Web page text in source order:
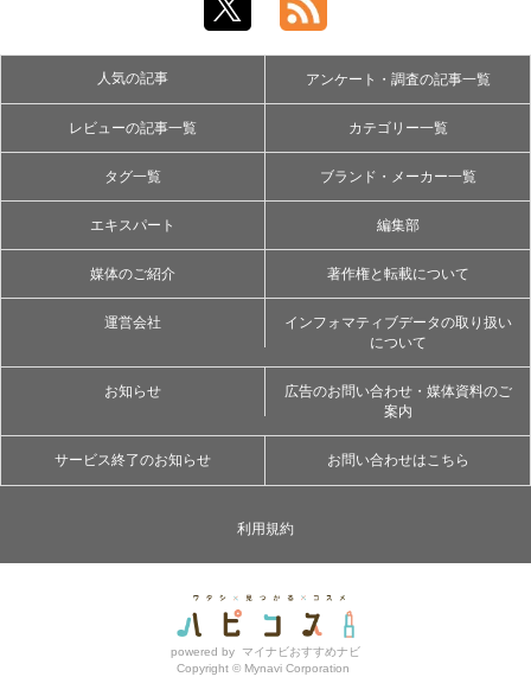
人気の記事 アンケート・調査の記事一覧
レビューの記事一覧 カテゴリー一覧
タグ一覧 ブランド・メーカー一覧
エキスパート 編集部
媒体のご紹介 著作権と転載について
運営会社
インフォマティブデータの取り扱い
について
お知らせ
広告のお問い合わせ・媒体資料のご
案内
サービス終了のお知らせ お問い合わせはこちら
利用規約
powered by マイナビおすすめナビ
Copyright © Mynavi Corporation